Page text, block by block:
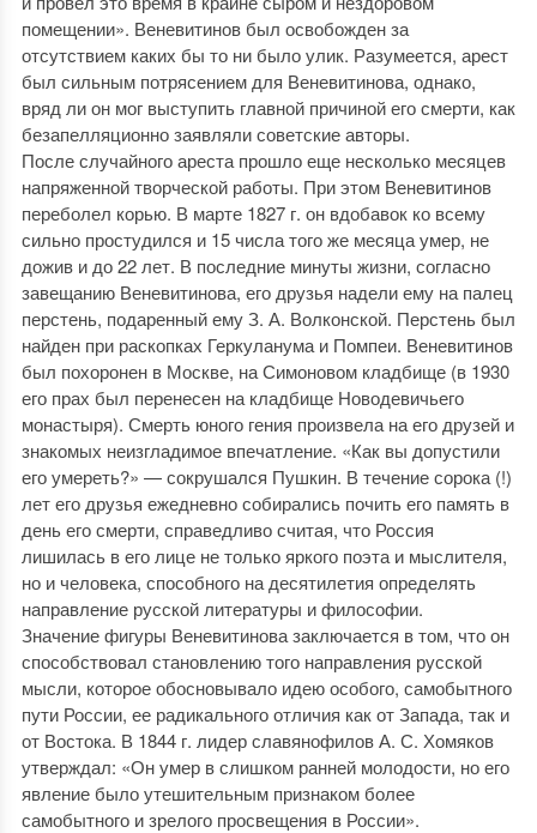
помещении». Веневитинов был освобожден за
отсутствием каких бы то ни было улик. Разумеется, арест
был сильным потрясением для Веневитинова, однако,
вряд ли он мог выступить главной причиной его смерти, как
безапелляционно заявляли советские авторы.
После случайного ареста прошло еще несколько месяцев
напряженной творческой работы. При этом Веневитинов
переболел корью. В марте 1827 г. он вдобавок ко всему
сильно простудился и 15 числа того же месяца умер, не
дожив и до 22 лет. В последние минуты жизни, согласно
завещанию Веневитинова, его друзья надели ему на палец
перстень, подаренный ему З. А. Волконской. Перстень был
найден при раскопках Геркуланума и Помпеи. Веневитинов
был похоронен в Москве, на Симоновом кладбище (в 1930
его прах был перенесен на кладбище Новодевичьего
монастыря). Смерть юного гения произвела на его друзей и
знакомых неизгладимое впечатление. «Как вы допустили
его умереть?» — сокрушался Пушкин. В течение сорока (!)
лет его друзья ежедневно собирались почить его память в
день его смерти, справедливо считая, что Россия
лишилась в его лице не только яркого поэта и мыслителя,
но и человека, способного на десятилетия определять
направление русской литературы и философии.
Значение фигуры Веневитинова заключается в том, что он
способствовал становлению того направления русской
мысли, которое обосновывало идею особого, самобытного
пути России, ее радикального отличия как от Запада, так и
от Востока. В 1844 г. лидер славянофилов А. С. Хомяков
утверждал: «Он умер в слишком ранней молодости, но его
явление было утешительным признаком более
самобытного и зрелого просвещения в России».